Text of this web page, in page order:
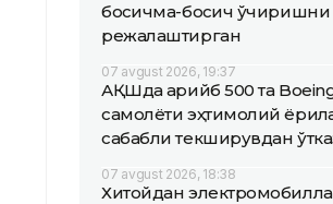
босқичма-босқич ўчиришни
режалаштирган
07 avgust 2026, 19:37
АҚШда қарийб 500 та
самолёти эҳтимолий
сабабли текширувдан
07 avgust 2026, 18:38
Хитойдан